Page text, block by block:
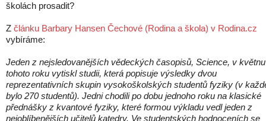
školách prosadit?
Z článku Barbary Hansen Čechové (Rodina a škola) v Rodina.cz
vybíráme:
Jeden z nejsledovanějších vědeckých časopisů, Science, v květnu
tohoto roku vytiskl studii, která popisuje výsledky dvou
reprezentativních skupin vysokoškolských studentů fyziky (v
bylo 270 studentů). Jedni chodili po dobu jednoho roku na klasické
přednášky z kvantové fyziky, které formou výkladu vedl jeden z
nejoblíbenějších učitelů katedry. Ve studentských hodnoceních se